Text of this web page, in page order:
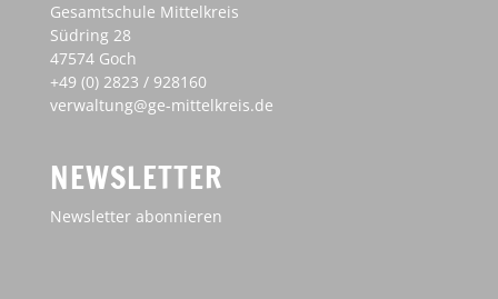
Gesamtschule Mittelkreis
Südring 28
47574 Goch
+49 (0) 2823 / 928160
verwaltung@ge-mittelkreis.de
NEWSLETTER
Newsletter abonnieren